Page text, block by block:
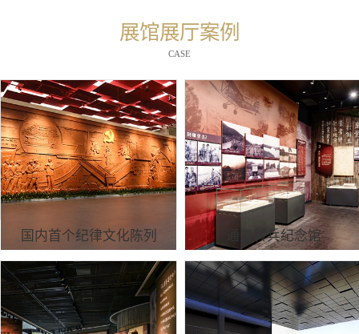
展馆展厅案例
CASE
国内首个纪律文化陈列 通道转兵纪念馆